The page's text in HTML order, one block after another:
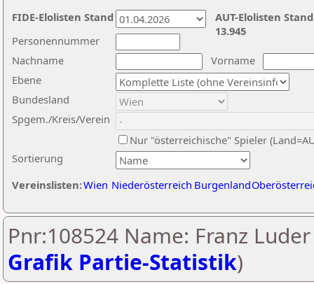
Nachname
Vorname
Ebene
Sortierung
Personennummer
Bundesland
Spgem./Kreis/Verein
Nur "österreichische" Spieler
Vereinslisten:Wien Niederösterreich Burgenland
AUT-Elolisten
13.945
FIDE-Elolisten Stand
Pnr:108524 Name: Franz
Grafik Partie-Statistik)